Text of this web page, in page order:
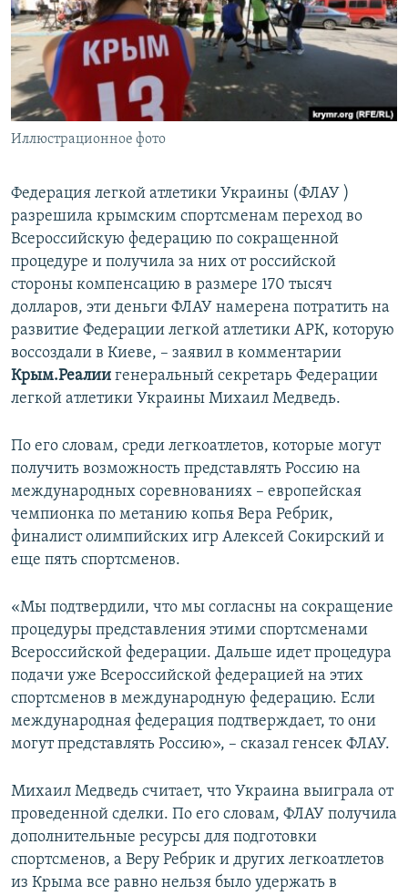
ПОБЕДИТЕЛЕЙ НЕ СУДЯТ?
КРЫМ.НЕПОКОРЕННЫЙ
ELIFBE
УКРАИНСКАЯ ПРОБЛЕМА КРЫМА
ПРИСОЕДИНЯЙТЕСЬ!
Все сайты RFE/RL
Иллюстрационное фото
Федерация легкой атлетики Украины (ФЛАУ )
разрешила крымским спортсменам переход во
Всероссийскую федерацию по сокращенной
процедуре и получила за них от российской
стороны компенсацию в размере 170 тысяч
долларов, эти деньги ФЛАУ намерена потратить на
развитие Федерации легкой атлетики АРК, которую
воссоздали в Киеве, – заявил в комментарии
Крым.Реалии генеральный секретарь Федерации
легкой атлетики Украины Михаил Медведь.
По его словам, среди легкоатлетов, которые могут
получить возможность представлять Россию на
международных соревнованиях – европейская
чемпионка по метанию копья Вера Ребрик,
финалист олимпийских игр Алексей Сокирский и
еще пять спортсменов.
«Мы подтвердили, что мы согласны на сокращение
процедуры представления этими спортсменами
Всероссийской федерации. Дальше идет процедура
подачи уже Всероссийской федерацией на этих
спортсменов в международную федерацию. Если
международная федерация подтверждает, то они
могут представлять Россию», – сказал генсек ФЛАУ.
Михаил Медведь считает, что Украина выиграла от
проведенной сделки. По его словам, ФЛАУ получила
дополнительные ресурсы для подготовки
спортсменов, а Веру Ребрик и других легкоатлетов
из Крыма все равно нельзя было удержать в